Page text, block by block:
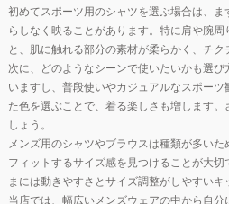
初めてスポーツ用のシャツを選ぶ場合は、
らしなく映ることがあります。特に肩や腕
と、肌に触れる部分の素材が柔らかく、チク
次に、どのようなシーンで使いたいかも選
いますし、普段使いやカジュアルなスポー
た色を選ぶことで、着る楽しさも増します
しょう。
メンズ用のシャツやブラウスは種類が多い
フィットするサイズ感を見つけることが大
まには動きやすさとサイズ調整がしやすい
当店では、幅広いメンズウェアの中から自